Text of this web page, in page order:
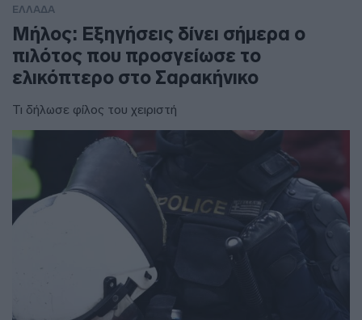
ΕΛΛΑΔΑ
Μήλος: Εξηγήσεις δίνει σήμερα ο
πιλότος που προσγείωσε το
ελικόπτερο στο Σαρακήνικο
Τι δήλωσε φίλος του χειριστή